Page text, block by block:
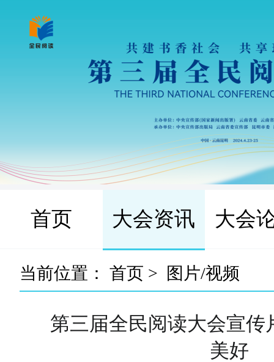
首页 大会资讯 大会
当前位置： 首页 > 图片/视频
第三届全民阅读大会宣传
美好